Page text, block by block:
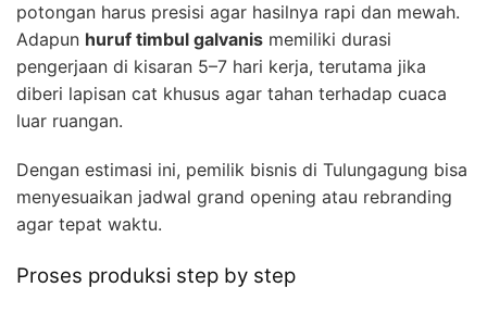
potongan harus presisi agar hasilnya rapi dan mewah.
Adapun huruf timbul galvanis memiliki durasi
pengerjaan di kisaran 5–7 hari kerja, terutama jika
diberi lapisan cat khusus agar tahan terhadap cuaca
luar ruangan.
Dengan estimasi ini, pemilik bisnis di Tulungagung bisa
menyesuaikan jadwal grand opening atau rebranding
agar tepat waktu.
Proses produksi step by step